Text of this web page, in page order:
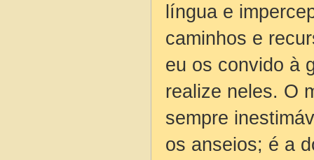
língua e
caminhos e
eu os convido à
realize neles. O
sempre
os anseios; é a